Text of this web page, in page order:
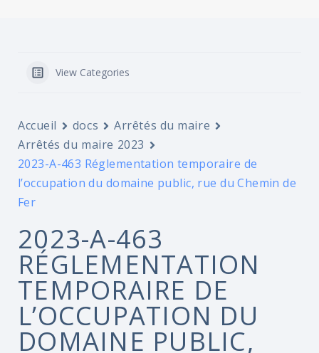
View Categories
Accueil docs
Arrêtés du maire
Arrêtés du maire 2023
2023-A-463 Réglementation temporaire de
l’occupation du domaine public, rue du Chemin de
Fer
2023-A-463
RÉGLEMENTATION
TEMPORAIRE DE
L’OCCUPATION DU
DOMAINE PUBLIC,